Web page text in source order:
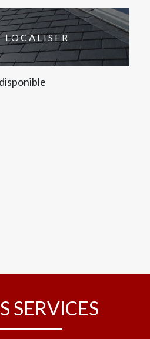
LOCALISER
SERVICES